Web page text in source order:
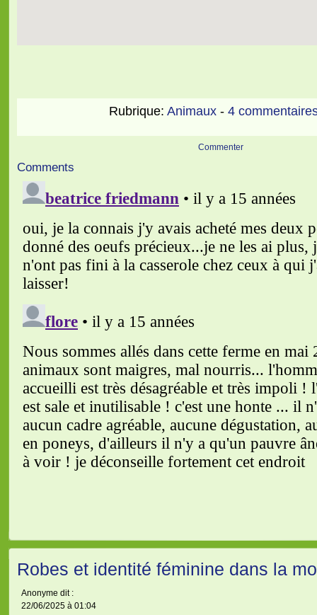
Rubrique: Animaux- 4
Commenter
Comments
Robes et identité féminine dans la
Anonyme dit :
22/06/2025 à 01:04